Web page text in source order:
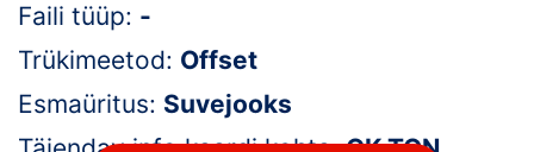
Dokumendid
Klubid
Faili tüüp: -
Trükimeetod: Offset
Esmaüritus: Suvejooks